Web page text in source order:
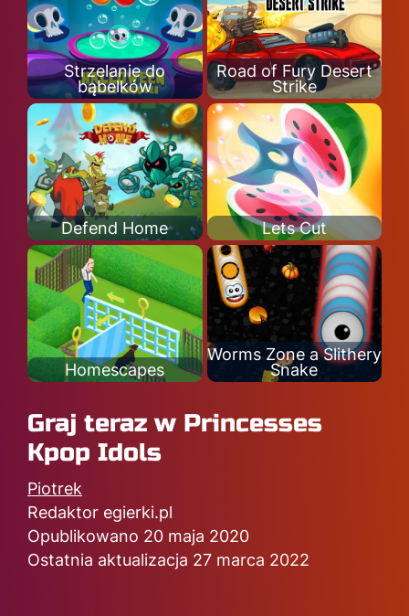
Strzelanie do
bąbelków
Road of Fury Desert
Strike
Defend Home Lets Cut
Homescapes
Worms Zone a Slithery
Snake
Graj teraz w Princesses
Kpop Idols
Piotrek
Redaktor egierki.pl
Opublikowano 20 maja 2020
Ostatnia aktualizacja 27 marca 2022